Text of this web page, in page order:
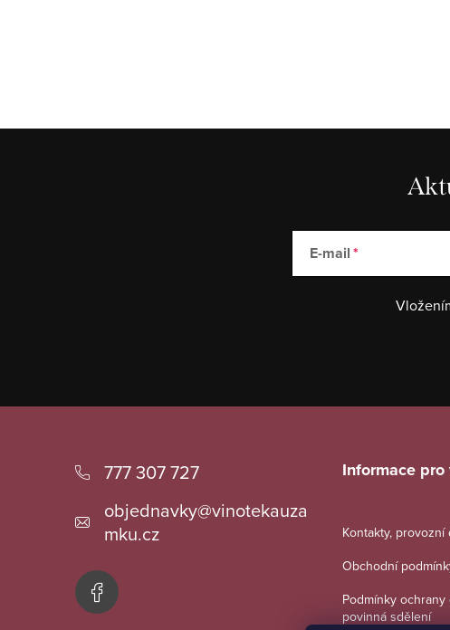
E-mail
777 307 727
objednavky@vinotekauza
mku.cz
Informace pro
Kontakty, provozní
Obchodní
Podmínky
povinná sdělení